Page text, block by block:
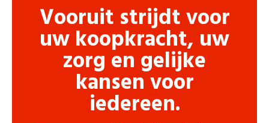
Vooruit strijdt voor
uw koopkracht, uw
zorg en gelijke
kansen voor
iedereen.